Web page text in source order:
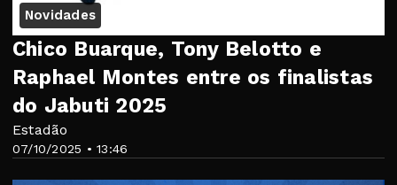
Novidades
07/10/2025 • 13:46
Chico Buarque, Tony Belotto e
Raphael Montes entre os finalistas
do Jabuti 2025
Estadão